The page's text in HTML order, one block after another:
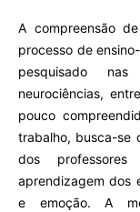
A compreensão
processo de
pesquisado
neurociências,
pouco
trabalho, busca-se
dos
aprendizagem dos
e emoção. A